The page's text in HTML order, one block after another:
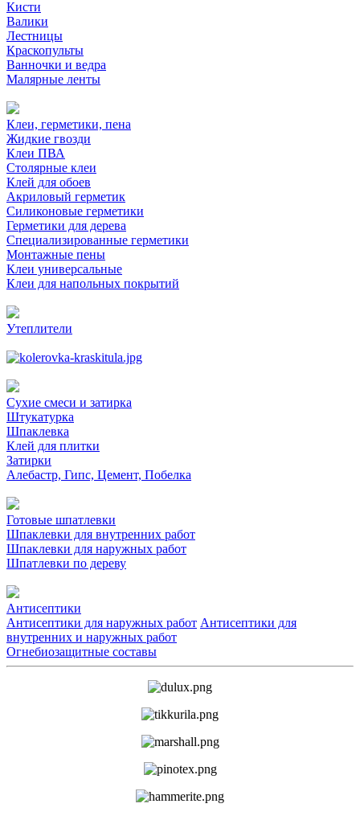
Кисти
Валики
Лестницы
Краскопульты
Ванночки и ведра
Малярные ленты
Клеи, герметики, пена
Жидкие гвозди
Клеи ПВА
Столярные клеи
Клей для обоев
Акриловый герметик
Силиконовые герметики
Герметики для дерева
Специализированные герметики
Монтажные пены
Клеи универсальные
Клеи для напольных покрытий
Утеплители
Сухие смеси и затирка
Штукатурка
Шпаклевка
Клей для плитки
Затирки
Алебастр, Гипс, Цемент, Побелка
Готовые шпатлевки
Шпаклевки для внутренних работ
Шпаклевки для наружных работ
Шпатлевки по дереву
Антисептики
Антисептики для наружных работ Антисептики для
внутренних и наружных работ
Огнебиозащитные составы